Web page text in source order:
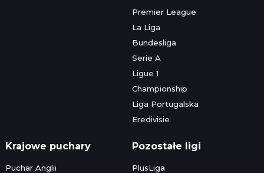
Premier League
La Liga
Bundesliga
Serie A
Ligue 1
Championship
Liga Portugalska
Eredivisie
Krajowe puchary
Puchar Anglii
Pozostałe ligi
PlusLiga